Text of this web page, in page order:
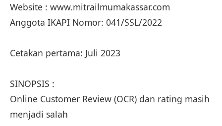
Website : www.mitrailmumakassar.com
Anggota IKAPI Nomor: 041/SSL/2022
Cetakan pertama: Juli 2023
SINOPSIS :
Online Customer Review (OCR) dan rating masih
menjadi salah